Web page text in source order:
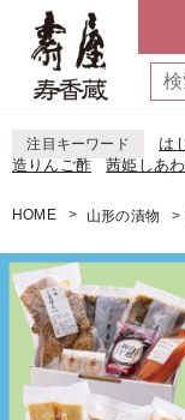
注目キーワード は
造りんご酢
茜姫しあ
HOME 山形の漬物